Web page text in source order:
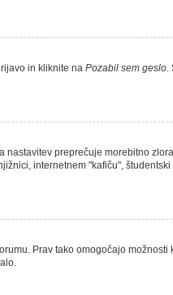
in kliknite na Pozabil sem geslo.
preprečuje morebitno
internetnem "kafiču",
Prav tako omogočajo možnosti